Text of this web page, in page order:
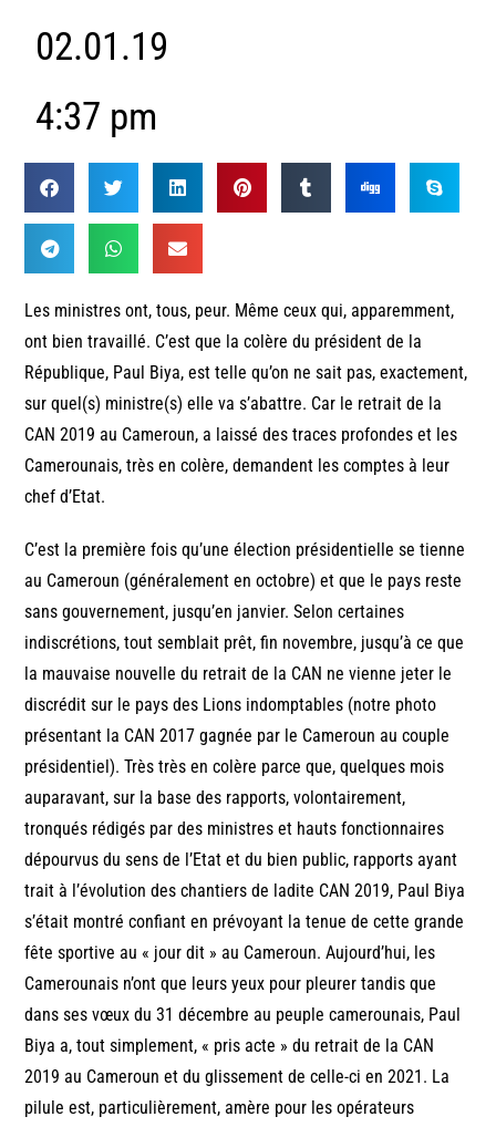
02.01.19
4:37 pm
Les ministres ont, tous, peur. Même ceux qui, apparemment,
ont bien travaillé. C’est que la colère du président de la
République, Paul Biya, est telle qu’on ne sait pas, exactement,
sur quel(s) ministre(s) elle va s’abattre. Car le retrait de la
CAN 2019 au Cameroun, a laissé des traces profondes et les
Camerounais, très en colère, demandent les comptes à leur
chef d’Etat.
C’est la première fois qu’une élection présidentielle se tienne
au Cameroun (généralement en octobre) et que le pays reste
sans gouvernement, jusqu’en janvier. Selon certaines
indiscrétions, tout semblait prêt, fin novembre, jusqu’à ce que
la mauvaise nouvelle du retrait de la CAN ne vienne jeter le
discrédit sur le pays des Lions indomptables (notre photo
présentant la CAN 2017 gagnée par le Cameroun au couple
présidentiel). Très très en colère parce que, quelques mois
auparavant, sur la base des rapports, volontairement,
tronqués rédigés par des ministres et hauts fonctionnaires
dépourvus du sens de l’Etat et du bien public, rapports ayant
trait à l’évolution des chantiers de ladite CAN 2019, Paul Biya
s’était montré confiant en prévoyant la tenue de cette grande
fête sportive au « jour dit » au Cameroun. Aujourd’hui, les
Camerounais n’ont que leurs yeux pour pleurer tandis que
dans ses vœux du 31 décembre au peuple camerounais, Paul
Biya a, tout simplement, « pris acte » du retrait de la CAN
2019 au Cameroun et du glissement de celle-ci en 2021. La
pilule est, particulièrement, amère pour les opérateurs